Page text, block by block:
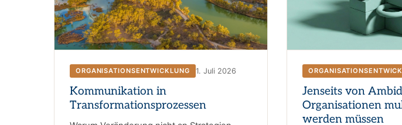
ORGANISATIONSENTWICKLUNG 1. Juli 2026
Kommunikation in
Transformationsprozessen
Jenseits von
Organisationen
werden müssen